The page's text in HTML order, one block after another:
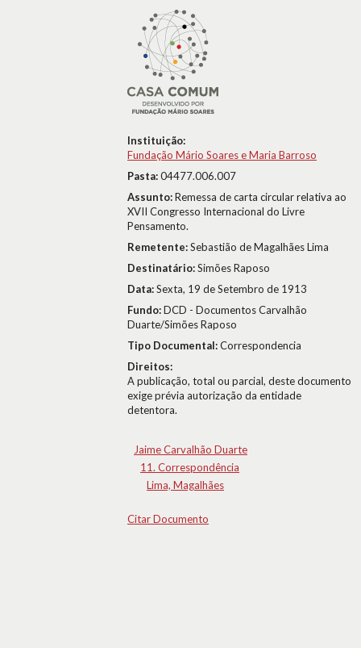
Instituição:
Fundação Mário Soares e Maria Barroso
Pasta:04477.006.007
Assunto:Remessa de carta circular relativa ao
XVII Congresso Internacional do Livre
Pensamento.
Remetente:Sebastião de Magalhães Lima
Destinatário:Simões Raposo
Data:Sexta, 19 de Setembro de 1913
Fundo:DCD - Documentos Carvalhão
Duarte/Simões Raposo
Tipo Documental:Correspondencia
Direitos:
A publicação, total ou parcial, deste documento
exige prévia autorização da entidade
detentora.
Jaime Carvalhão Duarte
11. Correspondência
Lima, Magalhães
Citar Documento